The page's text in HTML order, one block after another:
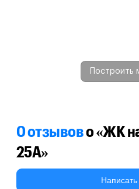
Построить
0 отзывово «ЖК
25А»
Написать